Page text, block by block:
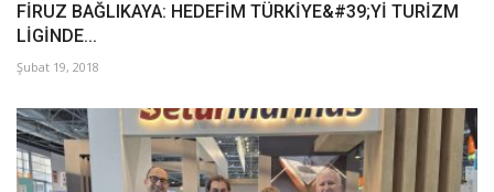
FİRUZ BAĞLIKAYA: HEDEFİM TÜRKİYE&#39;Yİ TURİZM
LİGİNDE...
Şubat 19, 2018